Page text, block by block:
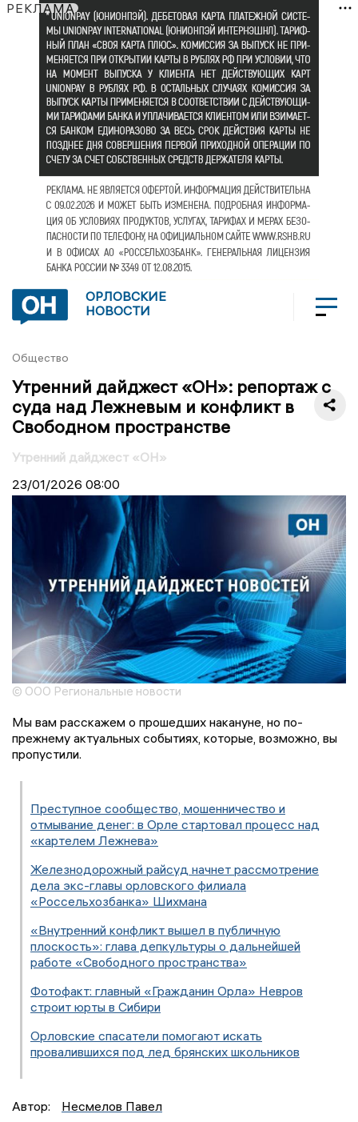
РЕКЛАМА
ОРЛОВСКИЕ
НОВОСТИ
Общество
Утренний дайджест «ОН»: репортаж с
суда над Лежневым и конфликт в
Свободном пространстве
Утренний дайджест «ОН»
23/01/2026 08:00
© ООО Региональные новости
Мы вам расскажем о прошедших накануне, но по-
прежнему актуальных событиях, которые, возможно, вы
пропустили.
Преступное сообщество, мошенничество и
отмывание денег: в Орле стартовал процесс над
«картелем Лежнева»
Железнодорожный райсуд начнет рассмотрение
дела экс-главы орловского филиала
«Россельхозбанка» Шихмана
«Внутренний конфликт вышел в публичную
плоскость»: глава депкультуры о дальнейшей
работе «Свободного пространства»
Фотофакт: главный «Гражданин Орла» Невров
строит юрты в Сибири
Орловские спасатели помогают искать
провалившихся под лед брянских школьников
Автор: Несмелов Павел